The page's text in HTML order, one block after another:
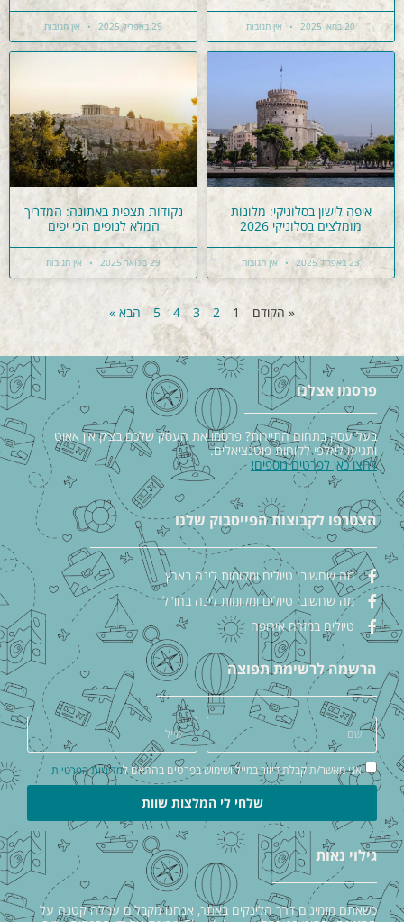
20 במאי 2025 אין תגובות 29 באפריל 2025 אין תגובות
איפה לישון בסלוניקי: מלונות
מומלצים בסלוניקי 2026
23 באפריל 2025 אין תגובות
נקודות תצפית באתונה: המדריך
המלא לנופים הכי יפים
29 בינואר 2025 אין תגובות
« הקודם 1
2
3
4
5 הבא »
פרסמו אצלנו
בעל עסק בתחום התיירות? פרסמו את העסק שלכם בצ׳ק אין אאוט
ותגיעו לאלפי לקוחות פוטנציאלים.
לחצו כאן לפרטים נוספים!
הצטרפו לקבוצות הפייסבוק שלנו
מה שחשוב: טיולים ומקומות לינה בארץ
מה שחשוב: טיולים ומקומות לינה בחו"ל
טיולים במזרח אירופה
הרשמה לרשימת תפוצה
אני מאשר/ת קבלת דיוור במייל ושימוש בפרטים בהתאם למדיניות הפרטיות
שלחי לי המלצות שוות
גילוי נאות
כשאתם מזמינים דרך הלינקים באתר, אנחנו מקבלים עמלה קטנה על